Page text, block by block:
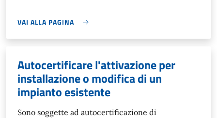
VAI ALLA PAGINA
Autocertificare l'attivazione per
installazione o modifica di un
impianto esistente
Sono soggette ad autocertificazione di